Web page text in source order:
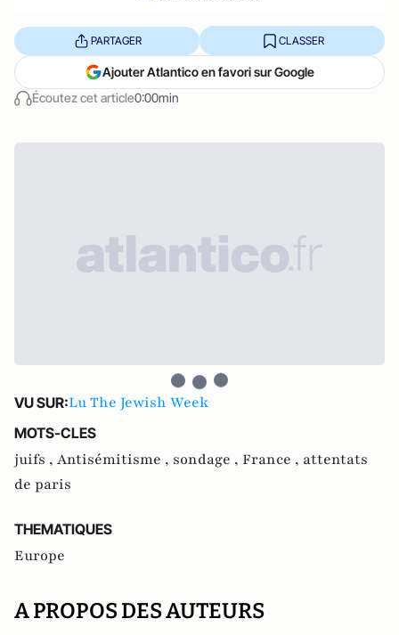
Écoutez cet article0:00min
PARTAGER CLASSER
Ajouter Atlantico en favori sur Google
VU SUR:Lu The Jewish Week
MOTS-CLES
juifs , Antisémitisme , sondage , France , attentats
de paris
THEMATIQUES
Europe
A PROPOS DES AUTEURS